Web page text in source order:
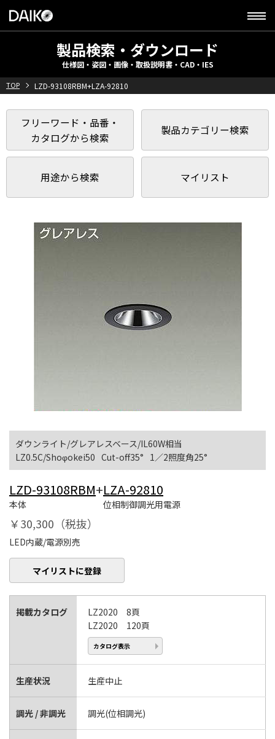
製品検索・ダウンロード
仕様図・姿図・画像・取扱説明書・CAD・IES
TOP LZD-93108RBM+LZA-92810
フリーワード・品番・
カタログから検索
製品カテゴリー検索
用途から検索 マイリスト
ダウンライト/グレアレスベース/IL60W相当
LZ0.5C/Shoφokei50 Cut-off35° 1／2照度角25°
LZD-93108RBM+
本体
LZA-92810
位相制御調光用電源
￥30,300（税抜）
LED内蔵/電源別売
マイリストに登録
掲載カタログ
LZ2020 8頁
LZ2020 120頁
カタログ表示
生産状況 生産中止
調光 / 非調光 調光(位相調光)